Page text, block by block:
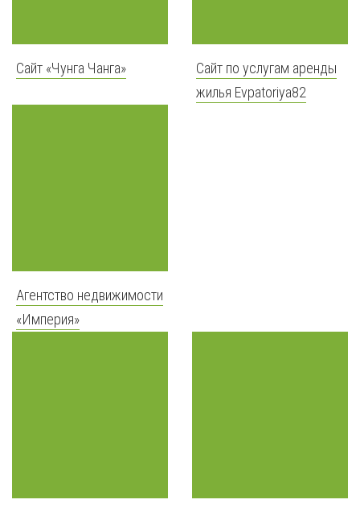
Сайт «Чунга Чанга»
Сайт по услугам аренды
жилья Evpatoriya82
Агентство недвижимости
«Империя»